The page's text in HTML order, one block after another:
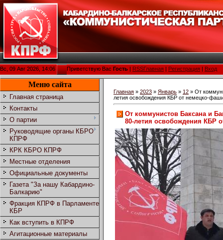
Вс, 09 Авг 2026, 14:06 Приветствую Вас Гость RSSГлавная Регистрация Вход
Меню сайта
Главная страница
Контакты
О партии
Руководящие органы КБРО
КПРФ
КРК КБРО КПРФ
Местные отделения
Официальные документы
Газета "За нашу Кабардино-
Балкарию"
Фракция КПРФ в Парламенте
КБР
Как вступить в КПРФ
Агитационные материалы
Главная » 2023 » Январь » 12 » От
летия освобождения КБР от немецко-
От коммунистов Баксана и
80-летия освобождения КБР